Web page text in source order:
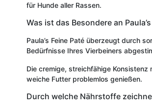
für Hunde aller Rassen.
Was ist das Besondere an
Paula’s Feine Paté überzeugt durch
Bedürfnisse Ihres Vierbeiners
Die cremige, streichfähige
weiche Futter problemlos genießen.
Durch welche Nährstoffe